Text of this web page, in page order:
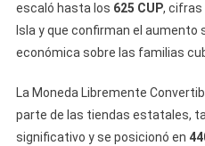
escaló hasta los 625 CUP, cifras
Isla y que confirman el aumento
económica sobre las familias
La Moneda Libremente
parte de las tiendas estatales,
significativo y se posicionó en